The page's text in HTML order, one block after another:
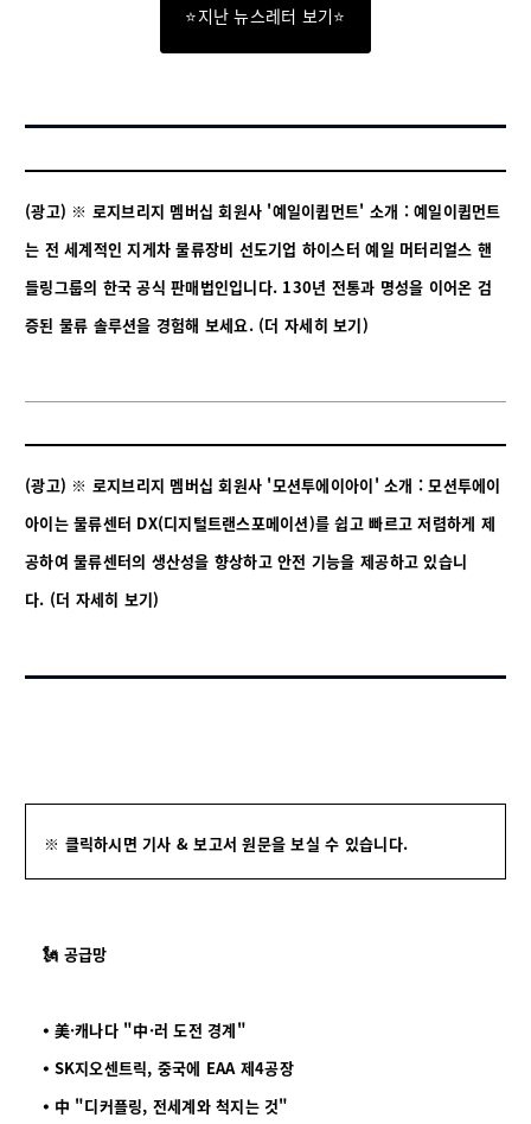
⭐지난 뉴스레터 보기⭐
(광고) ※ 로지브리지 멤버십 회원사 '예일이큅먼트' 소개 : 예일이큅먼트
는 전 세계적인 지게차 물류장비 선도기업 하이스터 예일 머터리얼스 핸
들링그룹의 한국 공식 판매법인입니다. 130년 전통과 명성을 이어온 검
증된 물류 솔루션을 경험해 보세요. (더 자세히 보기)
(광고) ※ 로지브리지 멤버십 회원사 '모션투에이아이' 소개 : 모션투에이
아이는 물류센터 DX(디지털트랜스포메이션)를 쉽고 빠르고 저렴하게 제
공하여 물류센터의 생산성을 향상하고 안전 기능을 제공하고 있습니
다. (더 자세히 보기)
※ 클릭하시면 기사 & 보고서 원문을 보실 수 있습니다.
🗽 공급망
⦁ 美·캐나다 "中·러 도전 경계"
⦁ SK지오센트릭, 중국에 EAA 제4공장
⦁ 中 "디커플링, 전세계와 척지는 것"